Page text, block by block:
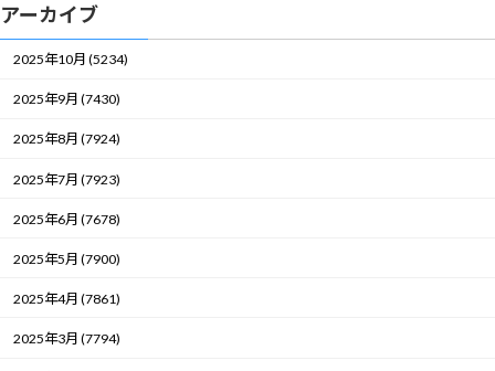
アーカイブ
2025年10月 (5234)
2025年9月 (7430)
2025年8月 (7924)
2025年7月 (7923)
2025年6月 (7678)
2025年5月 (7900)
2025年4月 (7861)
2025年3月 (7794)